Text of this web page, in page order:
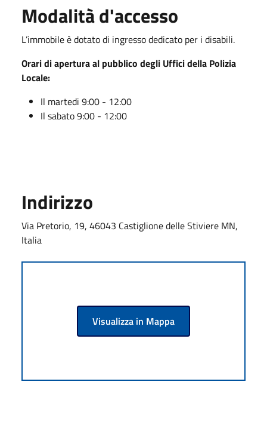
Modalità d'accesso
L’immobile è dotato di ingresso dedicato per i disabili.
Orari di apertura al pubblico degli Uffici della Polizia
Locale:
Il martedi 9:00 - 12:00
Il sabato 9:00 - 12:00
Indirizzo
Via Pretorio, 19, 46043 Castiglione delle Stiviere MN,
Italia
Visualizza in Mappa